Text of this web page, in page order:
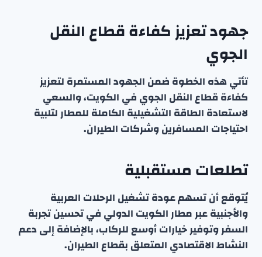
جهود تعزيز كفاءة قطاع النقل
الجوي
تأتي هذه الخطوة ضمن الجهود المستمرة لتعزيز
كفاءة قطاع النقل الجوي في الكويت، والسعي
لاستعادة الطاقة التشغيلية الكاملة للمطار لتلبية
احتياجات المسافرين وشركات الطيران.
تطلعات مستقبلية
يُتوقع أن تسهم عودة تشغيل الرحلات العربية
والأجنبية عبر مطار الكويت الدولي في تحسين تجربة
السفر وتوفير خيارات أوسع للركاب، بالإضافة إلى دعم
النشاط الاقتصادي المتعلق بقطاع الطيران.